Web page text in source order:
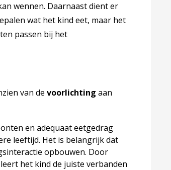
wennen. Daarnaast dient er
wat het kind eet, maar het
passen bij het
van de voorlichting​aan
en adequaat eetgedrag
leeftijd. Het is belangrijk dat
opbouwen. Door
het kind de juiste verbanden